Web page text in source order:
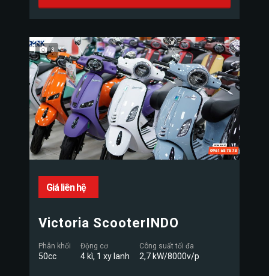
3
Giá liên hệ
Victoria ScooterINDO
Phân khối
50cc
Động cơ
4 kì, 1 xy lanh
Công suất tối đa
2,7 kW/8000v/p